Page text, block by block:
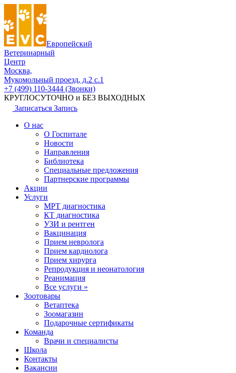
Европейский
Ветеринарный
Центр
Москва,
Мукомольный проезд, д.2 с.1
+7 (499) 110-3444 (Звонки)
КРУГЛОСУТОЧНО и БЕЗ ВЫХОДНЫХ
Записаться Запись
О нас
О Госпитале
Новости
Направления
Библиотека
Специальные предложения
Партнерские программы
Акции
Услуги
МРТ диагностика
КТ диагностика
УЗИ и рентген
Вакцинация
Прием невролога
Прием кардиолога
Прием хирурга
Репродукция и неонатология
Реанимация
Все услуги »
Зоотовары
Ветаптека
Зоомагазин
Подарочные сертификаты
Команда
Врачи и специалисты
Школа
Контакты
Вакансии